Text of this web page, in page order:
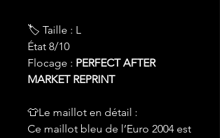
🏷 Taille : L
État 8/10
Flocage : PERFECT AFTER
MARKET REPRINT
👕Le maillot en détail :
Ce maillot bleu de l’Euro 2004 est